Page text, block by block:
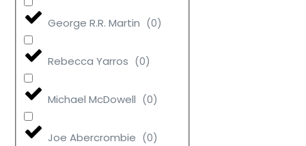
George R.R. Martin (0)
Rebecca Yarros (0)
Michael McDowell (0)
Joe Abercrombie (0)